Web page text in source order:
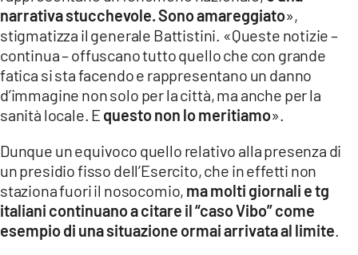
narrativa stucchevole. Sono amareggiato»,
stigmatizza il generale Battistini. «Queste notizie –
continua – offuscano tutto quello che con grande
fatica si sta facendo e rappresentano un danno
d’immagine non solo per la città, ma anche per la
sanità locale. E questo non lo meritiamo».
Dunque un equivoco quello relativo alla presenza di
un presidio fisso dell’Esercito, che in effetti non
staziona fuori il nosocomio, ma molti giornali e tg
italiani continuano a citare il “caso Vibo” come
esempio di una situazione ormai arrivata al limite